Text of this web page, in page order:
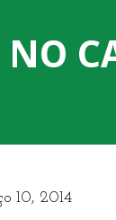
NO
10, 2014